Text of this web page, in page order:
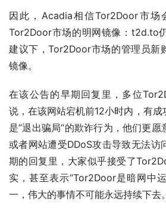
因此，Acadia相信Tor2Door市场
Tor2Door市场的明网镜像：t2d.to
建议下，Tor2Door市场的管理员新
镜像。
在该公告的早期回复里，多位
说，在该网站宕机前12小时内，有
是”退出骗局“的欺诈行为，他们更
或者网站遭受DDoS攻击导致无法访
期的回复里，大家似乎接受了
实，甚至表示”Tor2Door是暗网中
一，伟大的事情不可能永远持续下去